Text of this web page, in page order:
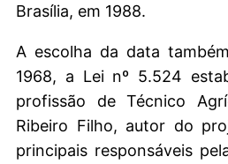
Brasília, em 1988.
A escolha da data
1968, a Lei nº 5.524
profissão de Técnico
Ribeiro Filho, autor do
principais responsáveis